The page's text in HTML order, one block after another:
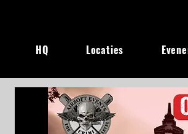
HQ Locaties